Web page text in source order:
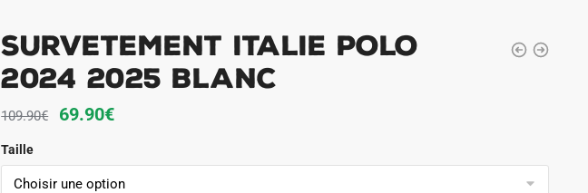
Survetement Italie Polo
2024 2025 Blanc
109.90€
Le
initial
69.90€Le
actuel
Taille